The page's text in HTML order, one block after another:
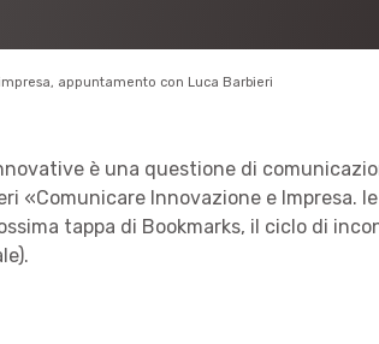
appuntamento con Luca Barbieri
è una questione di
«Comunicare Innovazione e Impresa.
tappa di Bookmarks, il ciclo di